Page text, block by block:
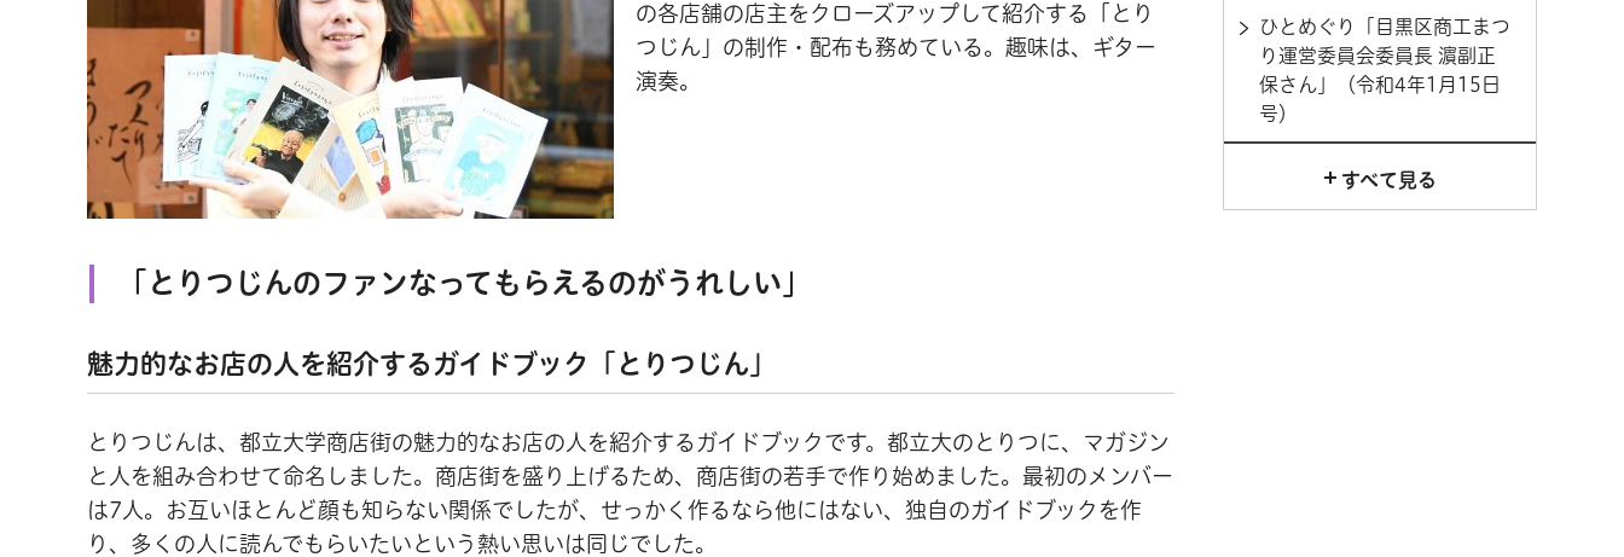
の各店舗の店主をクローズアップして紹介する「とり
つじん」の制作・配布も務めている。趣味は、ギター
演奏。
とりつじんのファンなってもらえるのがうれしい
魅力的なお店の人を紹介するガイドブック「とりつじん」
とりつじんは、都立大学商店街の魅力的なお店の人を紹介するガイドブックです。都立大のとりつに、マガジン
と人を組み合わせて命名しました。商店街を盛り上げるため、商店街の若手で作り始めました。最初のメンバー
は7人。お互いほとんど顔も知らない関係でしたが、せっかく作るなら他にはない、独自のガイドブックを作
り、多くの人に読んでもらいたいという熱い思いは同じでした。
ひとめぐり「目黒区商工まつ
り運営委員会委員長 濵副正
保さん」（令和4年1月15日
号）
すべて見る